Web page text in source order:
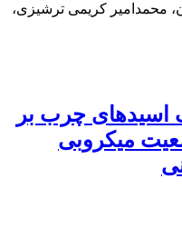
محمدامیر کریمی ترشیزی،
اسیدهای چرب بر
میکروبی